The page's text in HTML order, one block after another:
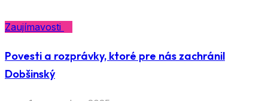
Zaujímavosti
Povesti a rozprávky, ktoré pre nás zachránil
Dobšinský